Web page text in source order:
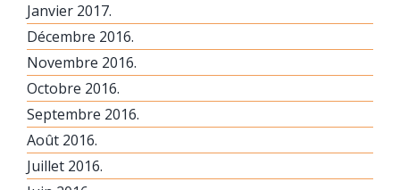
Janvier 2017.
Décembre 2016.
Novembre 2016.
Octobre 2016.
Septembre 2016.
Août 2016.
Juillet 2016.